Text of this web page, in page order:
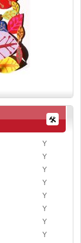
Y
Y
Y
Y
Y
Y
Y
Y